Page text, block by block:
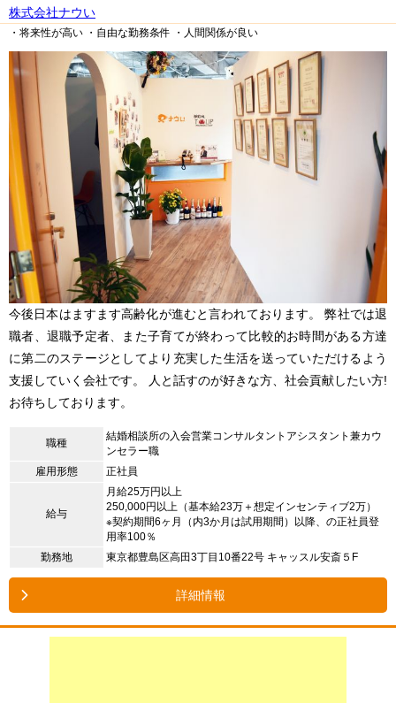
株式会社ナウい
・将来性が高い ・自由な勤務条件 ・人間関係が良い
今後日本はますます高齢化が進むと言われております。 弊社では退
職者、退職予定者、また子育てが終わって比較的お時間がある方達
に第二のステージとしてより充実した生活を送っていただけるよう
支援していく会社です。 人と話すのが好きな方、社会貢献したい方!
お待ちしております。
職種
結婚相談所の入会営業コンサルタントアシスタント兼カウ
ンセラー職
雇用形態
正社員
給与
月給25万円以上
250,000円以上（基本給23万＋想定インセンティブ2万）
※契約期間6ヶ月（内3か月は試用期間）以降、の正社員登
用率100％
勤務地
東京都豊島区高田3丁目10番22号 キャッスル安斎５F
詳細情報